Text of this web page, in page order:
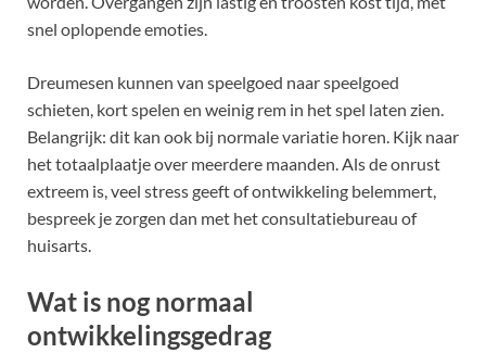
snel oplopende emoties.
Dreumesen kunnen van speelgoed naar speelgoed
schieten, kort spelen en weinig rem in het spel laten zien.
Belangrijk: dit kan ook bij normale variatie horen. Kijk naar
het totaalplaatje over meerdere maanden. Als de onrust
extreem is, veel stress geeft of ontwikkeling belemmert,
bespreek je zorgen dan met het consultatiebureau of
huisarts.
Wat is nog normaal
ontwikkelingsgedrag